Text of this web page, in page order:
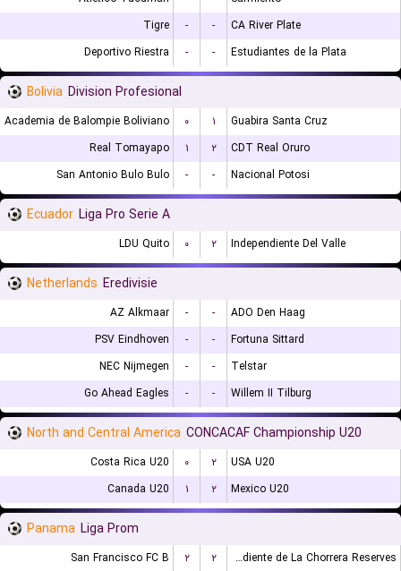
Tigre
- -
CA River Plate
Deportivo Riestra
- - Estudiantes de la Plata
Bolivia Division Profesional
Academia de Balompie Boliviano ۰ ۱
Guabira Santa Cruz
Real Tomayapo
۱ ۲
CDT Real Oruro
San Antonio Bulo Bulo
- - Nacional Potosi
Ecuador Liga Pro Serie A
LDU Quito ۰ ۲ Independiente Del Valle
Netherlands Eredivisie
AZ Alkmaar - -
ADO Den Haag
PSV Eindhoven
- -
Fortuna Sittard
NEC Nijmegen
- -
Telstar
Go Ahead Eagles
- - Willem II Tilburg
North and Central America CONCACAF Championship U20
Costa Rica U20 ۰ ۲
USA U20
Canada U20
۱ ۲ Mexico U20
Panama Liga Prom
San Francisco FC B ۲ ۲ CA Independiente de La Chorrera Reserves